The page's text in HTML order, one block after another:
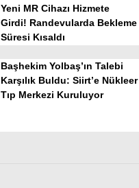
Yeni MR Cihazı Hizmete
Girdi! Randevularda Bekleme
Süresi Kısaldı
Başhekim Yolbaş’ın Talebi
Karşılık Buldu: Siirt’e Nükleer
Tıp Merkezi Kuruluyor